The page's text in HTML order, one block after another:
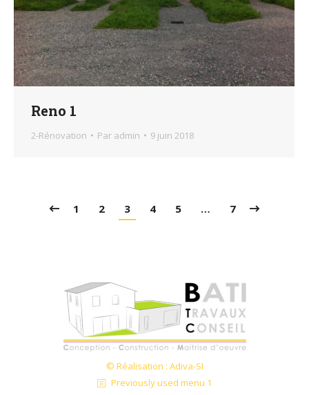
Reno 1
2-Rénovation Par admin 9 juin 2018
1 2 3 4 5 … 7
© Réalisation : Adiva-SI
Previously used menu 1